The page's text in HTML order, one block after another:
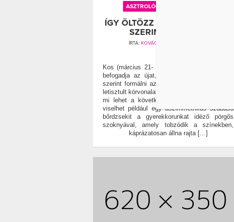
ASZTROLÓGIA
ÍGY ÖLTÖZZ A CSILLAGJEGYED
SZERINT 2011-BEN!
ÍRTA: KOVÁCS ORSI
Kos (március 21- április 19.) A Kos könnyen
befogadja az újat, és képes a saját ízlése
szerint formálni azt. Imádja a színeket, és a
letisztult körvonalakat. A Kos állandóan figyeli,
mi lehet a következő nagy dobása. Bátran
viselhet például egy aszimmetrikus szabású
bőrdzsekit a gyerekkorunkat idéző pörgős
szoknyával, amely tobzódik a színekben,
káprázatosan állna rajta […]